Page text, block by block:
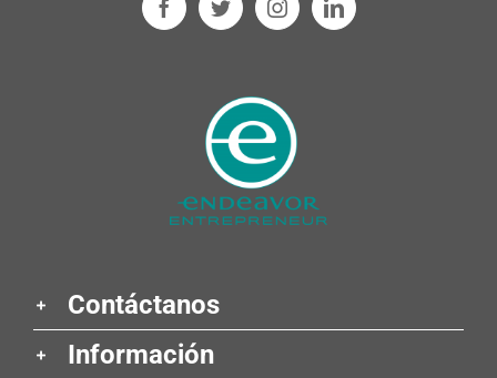
Contáctanos
Información